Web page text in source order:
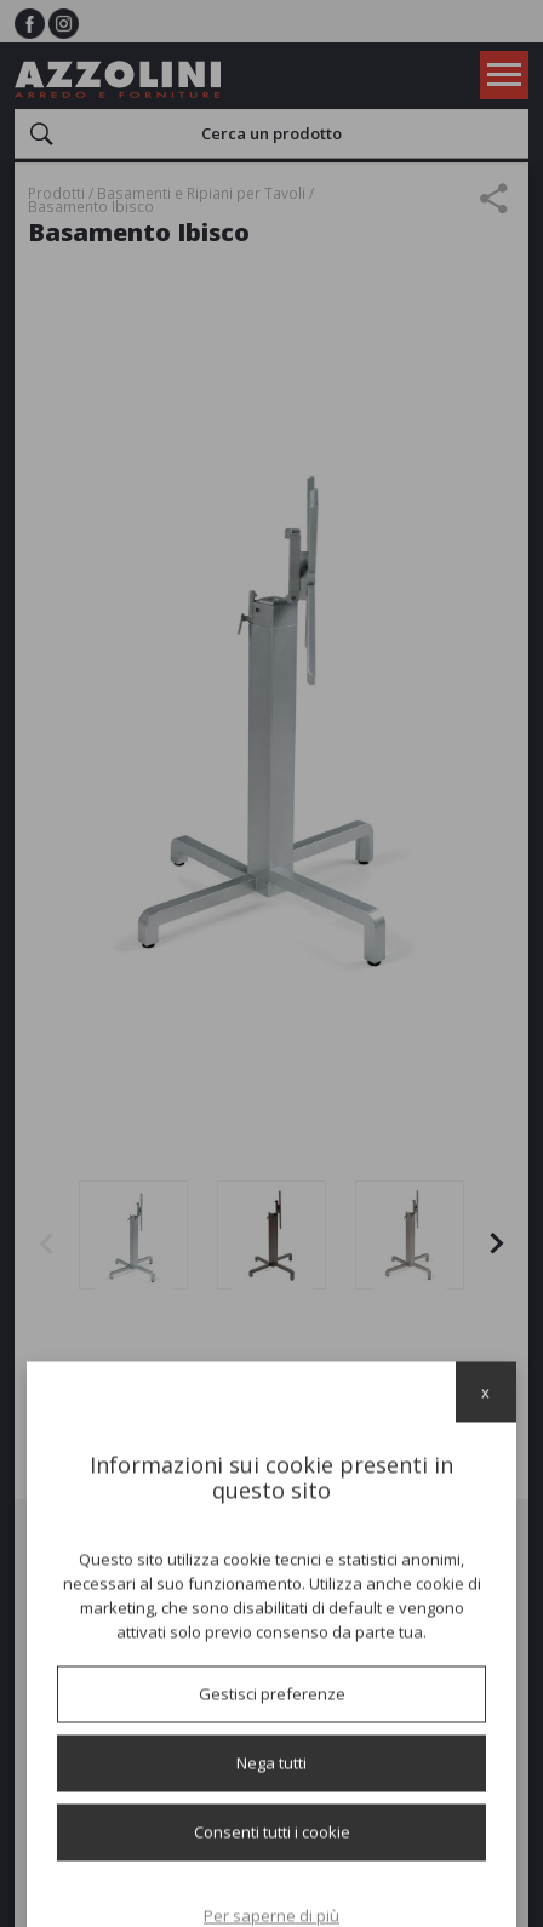
Prodotti Basamenti e Ripiani per Tavoli
Basamento Ibisco
Basamento Ibisco
BasamentoIBISCO, in alluminio verniciato a polveri poliestere, con
flangia ribaltabile e base impilabile, dotato di piedini regolabili.
Basamentoadatto per piani della misura massima di: ø 80 - 80x80 cm.
La struttura è impilabile orizzontalmente
Informazioni sui cookie presenti in
questo sito
Questo sito utilizza cookie tecnici e statistici anonimi,
necessari al suo funzionamento. Utilizza anche cookie di
marketing, che sono disabilitati di default e vengono
attivati solo previo consenso da parte tua.
Gestisci preferenze
Nega tutti
Consenti tutti i cookie
Per saperne di più
x